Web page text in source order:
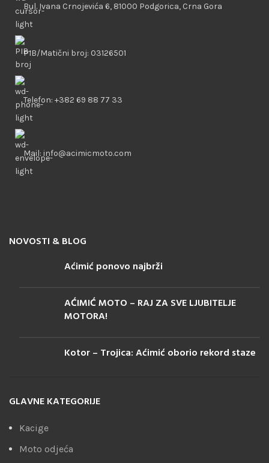
Bul. Ivana Crnojevića 6, 81000 Podgorica, Crna Gora
PIB/Matični broj: 03126501
Telefon: +382 69 88 77 33
Mail: info@acimicmoto.com
NOVOSTI & BLOG
Aćimić ponovo najbrži
AĆIMIĆ MOTO – RAJ ZA SVE LJUBITELJE
MOTORA!
Kotor – Trojica: Aćimić oborio rekord staze
GLAVNE KATEGORIJE
Kacige
Moto odjeća